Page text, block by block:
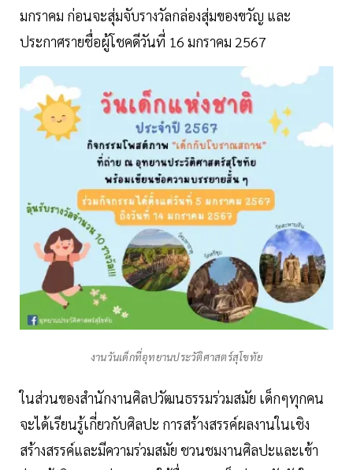
มกราคม ก่อนจะสุ่มจับรางวัลกล่องสุ่มของขวัญ และ
ประกาศรายชื่อผู้โชคดีวันที่ 16 มกราคม 2567
งานวันเด็กที่อุทยานประวัติศาสตร์สุโขทัย
ในส่วนของสำนักงานศิลปวัฒนธรรมร่วมสมัย เด็กๆทุกคน
จะได้เรียนรู้เกี่ยวกับศิลปะ การสร้างสรรค์ผลงานในเชิง
สร้างสรรค์และมีความร่วมสมัย ชวนชมงานศิลปะและเข้า